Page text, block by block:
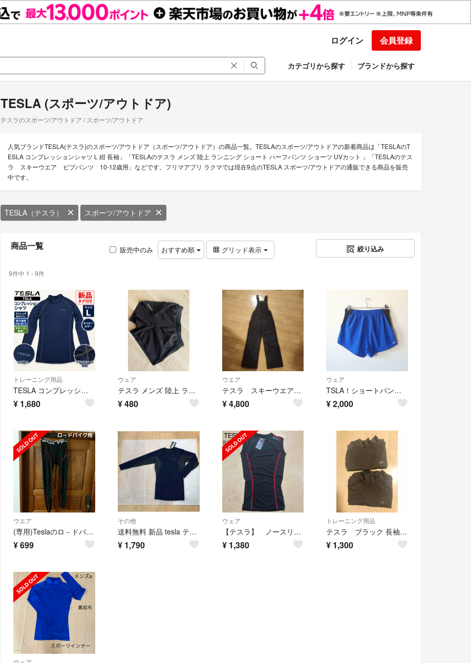
ログイン 会員登録
カテゴリから探す ブランドから探す
TESLA (スポーツ/アウトドア)
テスラのスポーツ/アウトドア / スポーツ/アウトドア
人気ブランドTESLA(テスラ)のスポーツ/アウトドア（スポーツ/アウトドア）の商品一覧。TESLAのスポーツ/アウトドアの新着商品は「TESLAのT
ESLA コンプレッションシャツ L 紺 長袖」「TESLAのテスラ メンズ 陸上 ランニング ショート ハーフパンツ ショーツ UVカット 」「TESLAのテス
ラ スキーウエア ビブパンツ 10-12歳用」などです。フリマアプリ ラクマでは現在9点のTESLA スポーツ/アウトドアの通販できる商品を販売
中です。
TESLA（テスラ） スポーツ/アウトドア
商品一覧 販売中のみ おすすめ順 グリッド表示 絞り込み
9件中 1 - 9件
トレーニング用品
TESLA コンプレッションシャツ L 紺 長袖
¥ 1,680
ウェア
テスラ メンズ 陸上 ランニング ショート ハーフパンツ ショーツ UVカット
¥480
ウエア
テスラ スキーウエア ビブパンツ 10-12歳用
¥4,800
ウェア
TSLA！ショートパンツ！
¥2,000
ウエア
(専用)Teslaのロ－ドバイク用パンツ L
¥699
その他
送料無料 新品 tesla テスラ オールシーズン高機能メッシュTシャツ L
¥ 1,790
ウェア
【テスラ】 ノースリーブ アンダーウェア
¥ 1,380
トレーニング用品
テスラ ブラック 長袖トップス TSLA
¥ 1,300